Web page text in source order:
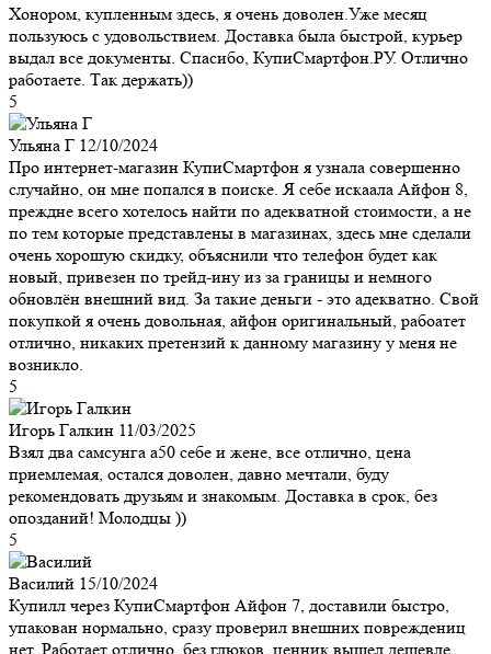
Хонором, купленным здесь, я очень доволен.Уже месяц
пользуюсь с удовольствием. Доставка была быстрой, курьер
выдал все документы. Спасибо, КупиСмартфон.РУ. Отлично
работаете. Так держать))
5
Ульяна Г 12/10/2024
Про интернет-магазин КупиСмартфон я узнала совершенно
случайно, он мне попался в поиске. Я себе искаала Айфон 8,
преждне всего хотелось найти по адекватной стоимости, а не
по тем которые представлены в магазинах, здесь мне сделали
очень хорошую скидку, объяснили что телефон будет как
новый, привезен по трейд-ину из за границы и немного
обновлён внешний вид. За такие деньги - это адекватно. Свой
покупкой я очень довольная, айфон оригинальный, рабоатет
отлично, никаких претензий к данному магазину у меня не
возникло.
5
Игорь Галкин 11/03/2025
Взял два самсунга а50 себе и жене, все отлично, цена
приемлемая, остался доволен, давно мечтали, буду
рекомендовать друзьям и знакомым. Доставка в срок, без
опозданий! Молодцы ))
5
Василий 15/10/2024
Купилл через КупиСмартфон Айфон 7, доставили быстро,
упакован нормально, сразу проверил внешних повреждениц
нет. Работает отлично, без глюков, ценник вышел дешевле,